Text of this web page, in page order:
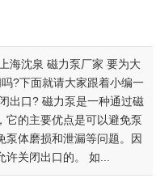
海沈泉 磁力泵厂家 要为大
?下面就请大家跟着小编一
出口? 磁力泵是一种通过磁
它的主要优点是可以避免泵
泵体磨损和泄漏等问题。因
关闭出口的。 如...